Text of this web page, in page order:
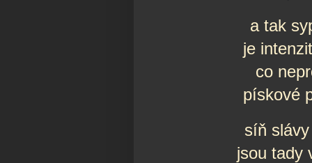
a tak
je
co
pískové
síň
jsou tady